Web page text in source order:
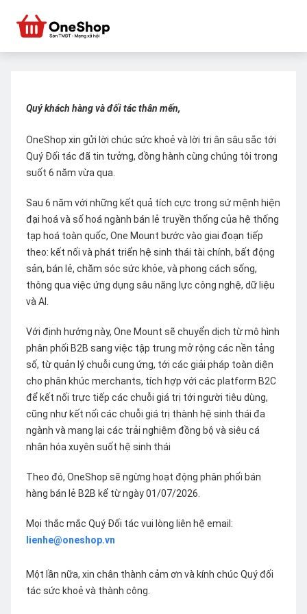
Quý khách hàng và đối tác thân mến,
OneShop xin gửi lời chúc sức khoẻ và lời tri ân sâu sắc tới
Quý Đối tác đã tin tưởng, đồng hành cùng chúng tôi trong
suốt 6 năm vừa qua.
Sau 6 năm với những kết quả tích cực trong sứ mệnh hiện
đại hoá và số hoá ngành bán lẻ truyền thống của hệ thống
tạp hoá toàn quốc, One Mount bước vào giai đoạn tiếp
theo: kết nối và phát triển hệ sinh thái tài chính, bất động
sản, bán lẻ, chăm sóc sức khỏe, và phong cách sống,
thông qua việc ứng dụng sâu năng lực công nghệ, dữ liệu
và AI.
Với định hướng này, One Mount sẽ chuyển dịch từ mô hình
phân phối B2B sang việc tập trung mở rộng các nền tảng
số, từ quản lý chuỗi cung ứng, tới các giải pháp toàn diện
cho phân khúc merchants, tích hợp với các platform B2C
để kết nối trực tiếp các chuỗi giá trị tới người tiêu dùng,
cũng như kết nối các chuỗi giá trị thành hệ sinh thái đa
ngành và mang lại các trải nghiệm đồng bộ và siêu cá
nhân hóa xuyên suốt hệ sinh thái
Theo đó, OneShop sẽ ngừng hoạt động phân phối bán
hàng bán lẻ B2B kể từ ngày 01/07/2026.
Mọi thắc mắc Quý Đối tác vui lòng liên hệ email:
lienhe@oneshop.vn
Một lần nữa, xin chân thành cảm ơn và kính chúc Quý đối
tác sức khoẻ và thành công.